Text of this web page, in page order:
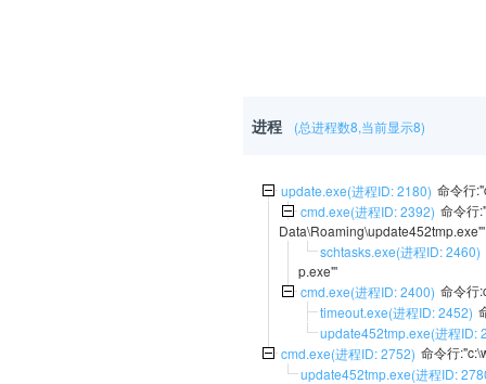
进程 (总进程数8,当前显示8)
update.exe(进程ID: 2180) 命令行
cmd.exe(进程ID: 2392) 命令行
schtasks.exe(进程ID: 2460)
p.exe"'
cmd.exe(进程ID: 2400) 命令行
timeout.exe(进程ID: 2452)
update452tmp.exe(进程ID:
cmd.exe(进程ID: 2752) 命令行
update452tmp.exe(进程ID: